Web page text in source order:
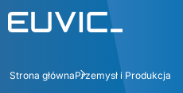
Oferta
Strona głównaPrzemysł i Produkcja